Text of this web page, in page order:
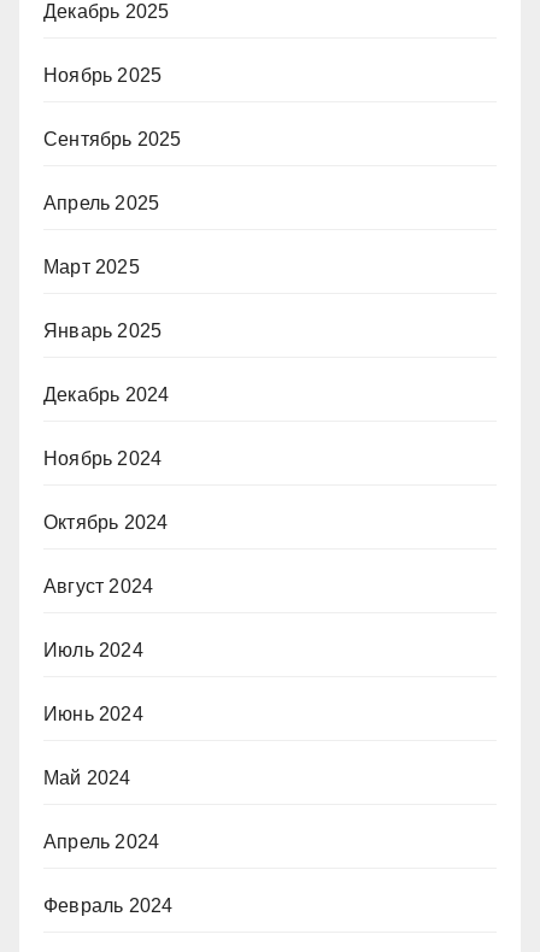
Декабрь 2025
Ноябрь 2025
Сентябрь 2025
Апрель 2025
Март 2025
Январь 2025
Декабрь 2024
Ноябрь 2024
Октябрь 2024
Август 2024
Июль 2024
Июнь 2024
Май 2024
Апрель 2024
Февраль 2024